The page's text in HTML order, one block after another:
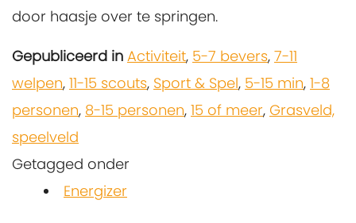
door haasje over te springen.
Gepubliceerd in Activiteit, 5-7 bevers, 7-11
welpen, 11-15 scouts, Sport & Spel, 5-15 min, 1-8
personen, 8-15 personen, 15 of meer, Grasveld,
speelveld
Getagged onder
Energizer